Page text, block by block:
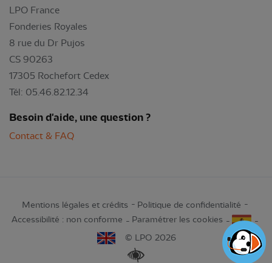
LPO France
Fonderies Royales
8 rue du Dr Pujos
CS 90263
17305 Rochefort Cedex
Tél: 05.46.82.12.34
Besoin d'aide, une question ?
Contact & FAQ
Mentions légales et crédits
Politique de confidentialité
Accessibilité : non conforme
Paramétrer les cookies
© LPO 2026